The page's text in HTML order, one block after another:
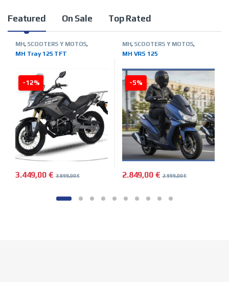
Product Carousel Tabs
Featured On Sale Top Rated
-12%
MH, SCOOTERS Y MOTOS,
MH Tray 125 TFT
3.449,00 € 3.899,00€
-5%
MH, SCOOTERS Y MOTOS,
MH VRS 125
2.849,00 € 2.999,00€